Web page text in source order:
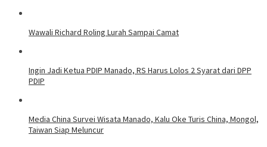
Wawali Richard Roling Lurah Sampai Camat
Ingin Jadi Ketua PDIP Manado, RS Harus Lolos 2 Syarat dari DPP
PDIP
Media China Survei Wisata Manado, Kalu Oke Turis China, Mongol,
Taiwan Siap Meluncur